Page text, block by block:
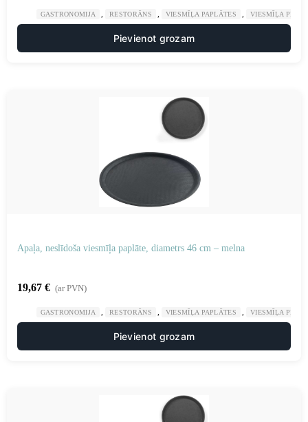
GASTRONOMIJA RESTORĀNS VIESMĪĻA PAPLĀTES VIESMĪĻA
Pievienot grozam
Apaļa, neslīdoša viesmīļa paplāte, diametrs 46 cm – melna
19,67 € (ar PVN)
GASTRONOMIJA RESTORĀNS VIESMĪĻA PAPLĀTES VIESMĪĻA
Pievienot grozam